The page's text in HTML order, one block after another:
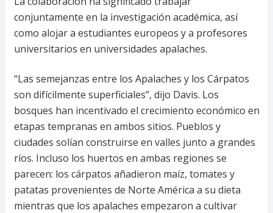
conjuntamente en la investigación académica, así
como alojar a estudiantes europeos y a profesores
universitarios en universidades apalaches.
“Las semejanzas entre los Apalaches y los Cárpatos
son difícilmente superficiales”, dijo Davis. Los
bosques han incentivado el crecimiento económico en
etapas tempranas en ambos sitios. Pueblos y
ciudades solían construirse en valles junto a grandes
ríos. Incluso los huertos en ambas regiones se
parecen: los cárpatos añadieron maíz, tomates y
patatas provenientes de Norte América a su dieta
mientras que los apalaches empezaron a cultivar